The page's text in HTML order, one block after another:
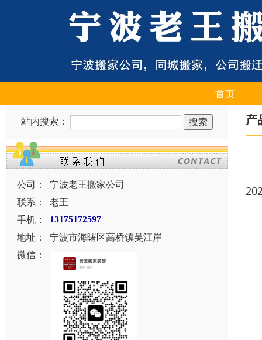
首页
站内搜索：
公司：
宁波老王搬家公司
联系：
老王
手机：
13175172597
地址：
宁波市海曙区高桥镇吴江岸
微信：
产